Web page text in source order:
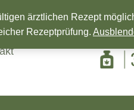
ein Frohes neues Jahr!
ärztlichen Rezept
Rezeptprüfung.